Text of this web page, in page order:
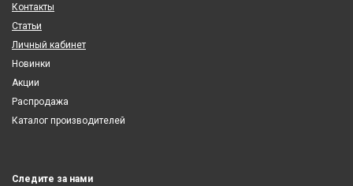
Контакты
Статьи
Личный кабинет
Новинки
Акции
Распродажа
Каталог производителей
Следите за нами